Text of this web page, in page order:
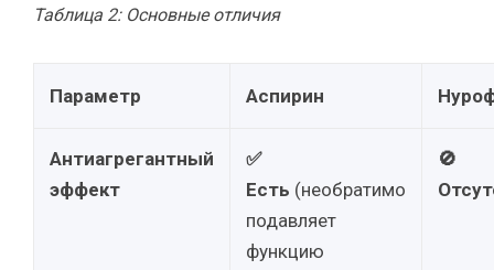
Таблица 2: Основные отличия
Параметр Аспирин
Антиагрегантный
эффект
✅
Есть (необратимо
подавляет
функцию
🚫